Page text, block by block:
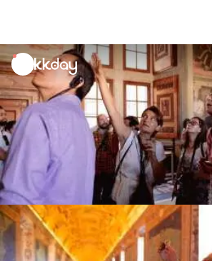
unread
notifications